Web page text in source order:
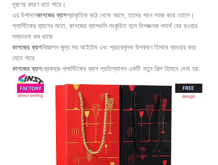
দূষণের কারণ হতে পারে।
এর উপাদানকাগজের ব্যাগপ্রাকৃতিক কাঠ থেকে আসে, তাদের পচন সহজ করে তোলে।
প্লাস্টিকের ব্যাগের মতো, কাগজের ব্যাগগুলি সংকুচিত হলে বিপজ্জনক পদার্থ বের হওয়ার
সম্ভাবনা কম থাকে
কাগজের ব্যাগবিজ্ঞাপন মূল্য সহ আইটেম এবং প্রচারমূলক উপকরণ হিসাবে ব্যবহার করা
যেতে পারে.
কাগজের ব্যাগব্রেকথ্রু প্লাস্টিকের ব্যাগ প্রতিস্থাপন একটি নতুন শিল্প হিসাবে দেখা হয়.